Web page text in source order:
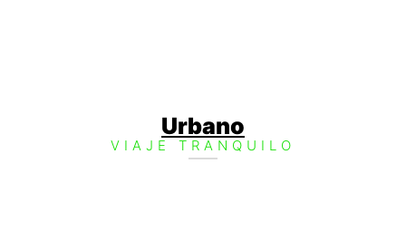
Urbano
VIAJE TRANQUILO